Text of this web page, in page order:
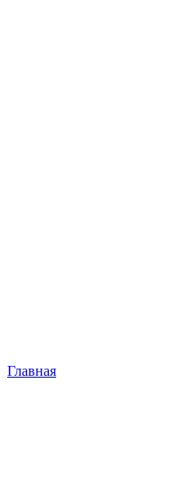
Главная